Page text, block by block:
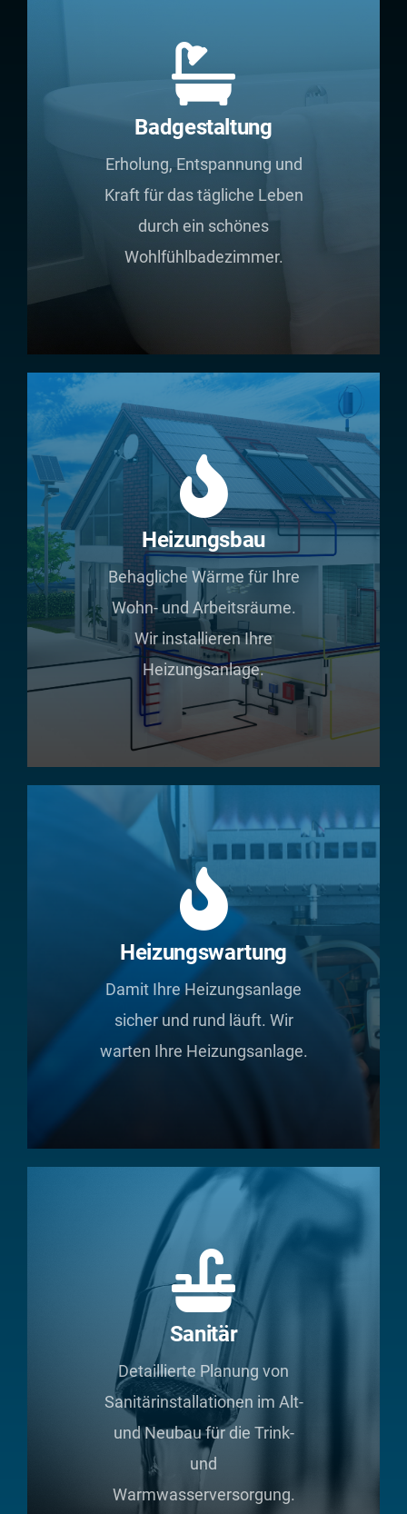
Badgestaltung
Erholung, Entspannung und
Kraft für das tägliche Leben
durch ein schönes
Wohlfühlbadezimmer.
Heizungsbau
Behagliche Wärme für Ihre
Wohn- und Arbeitsräume.
Wir installieren Ihre
Heizungsanlage.
Heizungswartung
Damit Ihre Heizungsanlage
sicher und rund läuft. Wir
warten Ihre Heizungsanlage.
Sanitär
Detaillierte Planung von
Sanitärinstallationen im Alt-
und Neubau für die Trink-
und
Warmwasserversorgung.